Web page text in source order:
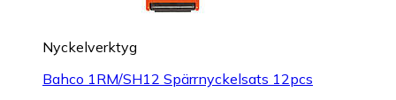
Nyckelverktyg
Bahco 1RM/SH12 Spärrnyckelsats 12pcs